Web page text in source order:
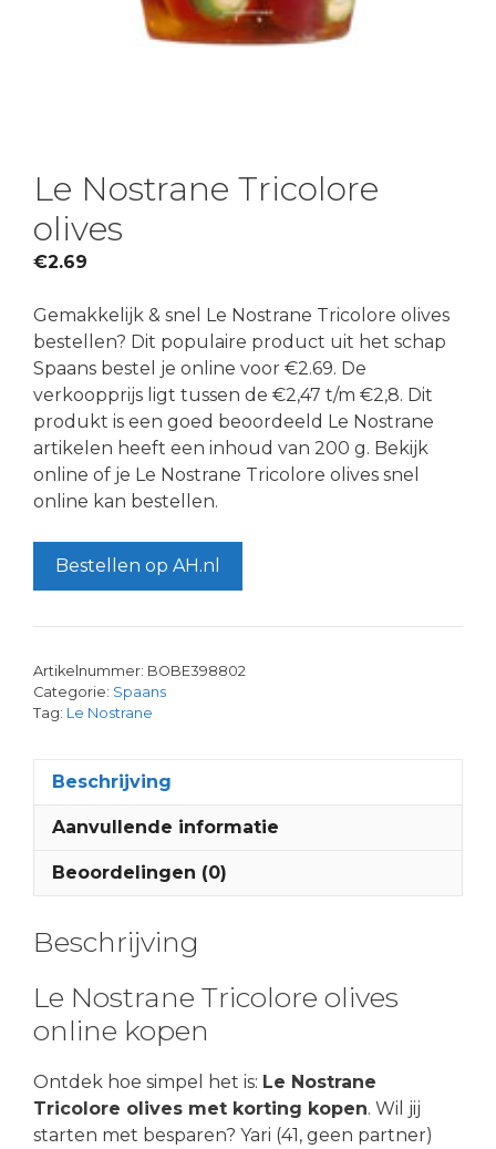
Le Nostrane Tricolore
olives
€2.69
Gemakkelijk & snel Le Nostrane Tricolore olives
bestellen? Dit populaire product uit het schap
Spaans bestel je online voor €2.69. De
verkoopprijs ligt tussen de €2,47 t/m €2,8. Dit
produkt is een goed beoordeeld Le Nostrane
artikelen heeft een inhoud van 200 g. Bekijk
online of je Le Nostrane Tricolore olives snel
online kan bestellen.
Bestellen op AH.nl
Artikelnummer: BOBE398802
Categorie: Spaans
Tag: Le Nostrane
Beschrijving
Aanvullende informatie
Beoordelingen (0)
Beschrijving
Le Nostrane Tricolore olives
online kopen
Ontdek hoe simpel het is: Le Nostrane
Tricolore olives met korting kopen. Wil jij
starten met besparen? Yari (41, geen partner)